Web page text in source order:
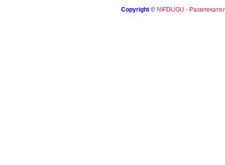
Copyright © NIFDUGU -